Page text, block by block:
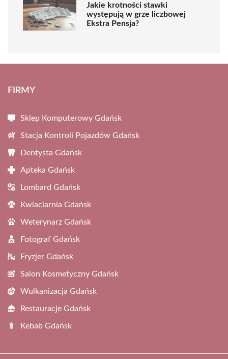
Jakie krotności stawki
występują w grze liczbowej
Ekstra Pensja?
FIRMY
Sklep Komputerowy Gdańsk
Stacja Kontroli Pojazdów Gdańsk
Dentysta Gdańsk
Apteka Gdańsk
Lombard Gdańsk
Kwiaciarnia Gdańsk
Weterynarz Gdańsk
Fotograf Gdańsk
Fryzjer Gdańsk
Salon Kosmetyczny Gdańsk
Wulkanizacja Gdańsk
Restauracje Gdańsk
Kebab Gdańsk